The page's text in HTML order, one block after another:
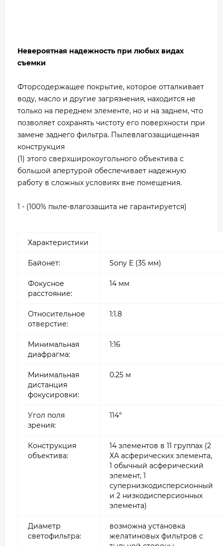
Невероятная надежность при любых видах
съемки
Фторсодержащее покрытие, которое отталкивает
воду, масло и другие загрязнения, находится не
только на переднем элементе, но и на заднем, что
позволяет сохранять чистоту его поверхности при
замене заднего фильтра. Пылевлагозащищенная
конструкция
(1) этого сверхширокоугольного объектива с
большой апертурой обеспечивает надежную
работу в сложных условиях вне помещения.
1 - (100% пыле-влагозащита не гарантируется)
Характеристики
Байонет: Sony E (35 мм)
Фокусное
расстояние:
14 мм
Относительное
отверстие:
1:1.8
Минимальная
диафрагма:
1:16
Минимальная
дистанция
фокусировки:
0.25 м
Угол поля
зрения:
114°
Конструкция
объектива:
14 элементов в 11 группах (2
ХА асферических элемента,
1 обычный асферический
элемент, 1
супернизкодисперсионный
и 2 низкодисперсионных
элемента)
Диаметр
светофильтра:
возможна установка
желатиновых фильтров с